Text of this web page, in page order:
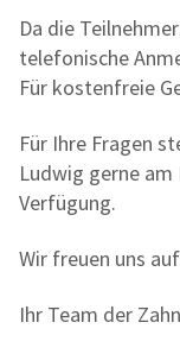
Da die
telefonische
Für kostenfreie
Für Ihre Fragen
Ludwig gerne
Verfügung.
Wir freuen uns
Ihr Team der